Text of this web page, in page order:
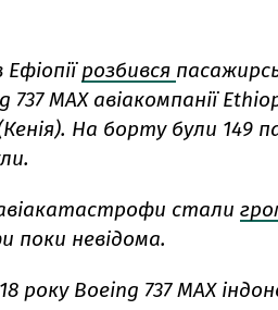
розбився
737 MAX авіакомпанії
На борту були 149
стали
поки невідома.
року Boeing 737 MAX